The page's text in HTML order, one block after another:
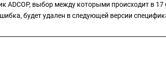
ADCOP, выбор между которыми происходит в 17
будет удален в следующей версии